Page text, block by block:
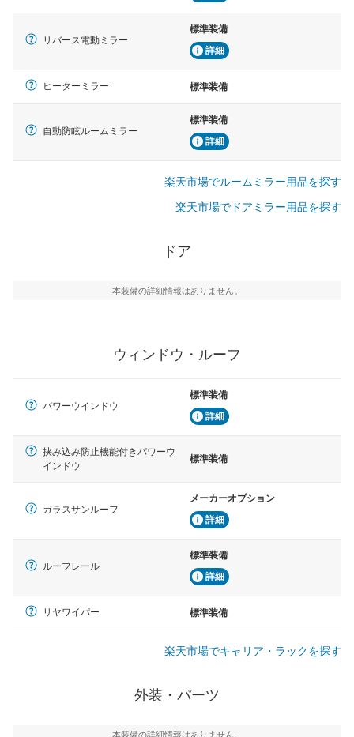
リバース電動ミラー
標準装備
詳細
ヒーターミラー 標準装備
自動防眩ルームミラー
標準装備
詳細
楽天市場でルームミラー用品を探す
楽天市場でドアミラー用品を探す
ドア
本装備の詳細情報はありません。
ウィンドウ・ルーフ
パワーウインドウ
標準装備
詳細
挟み込み防止機能付きパワーウ
インドウ
標準装備
ガラスサンルーフ
メーカーオプション
詳細
ルーフレール
標準装備
詳細
リヤワイパー 標準装備
楽天市場でキャリア・ラックを探す
外装・パーツ
本装備の詳細情報はありません。